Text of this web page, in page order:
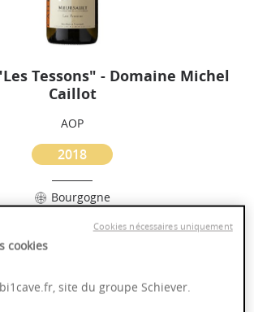
Tessons" - Domaine Michel
Caillot
AOP
2018
Bourgogne
cookies
site du groupe Schiever.
Cookies nécessaires uniquement